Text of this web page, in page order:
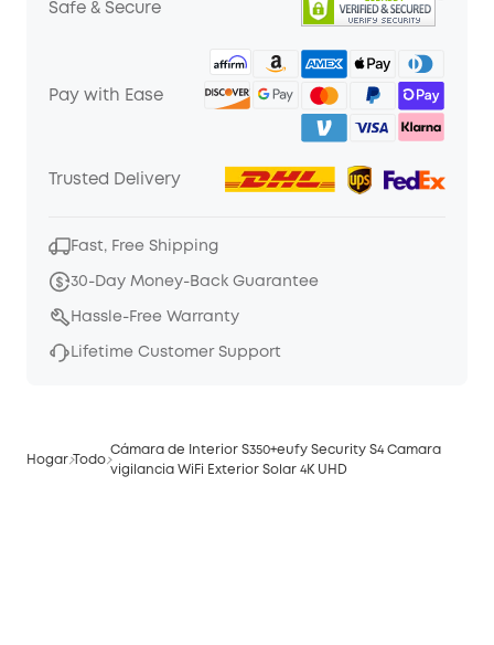
Safe & Secure
Pay with Ease
Trusted Delivery
Fast, Free Shipping
30-Day Money-Back Guarantee
Hassle-Free Warranty
Lifetime Customer Support
Hogar Todo
Cámara de Interior S350+eufy Security S4 Camara
vigilancia WiFi Exterior Solar 4K UHD